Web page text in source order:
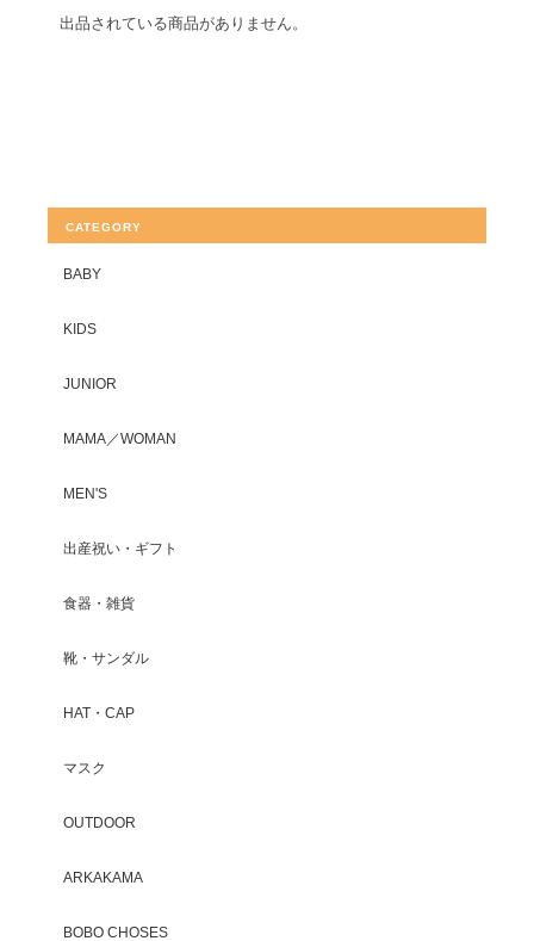
出品されている商品がありません。
CATEGORY
BABY
KIDS
JUNIOR
MAMA／WOMAN
MEN'S
出産祝い・ギフト
食器・雑貨
靴・サンダル
HAT・CAP
マスク
OUTDOOR
ARKAKAMA
BOBO CHOSES